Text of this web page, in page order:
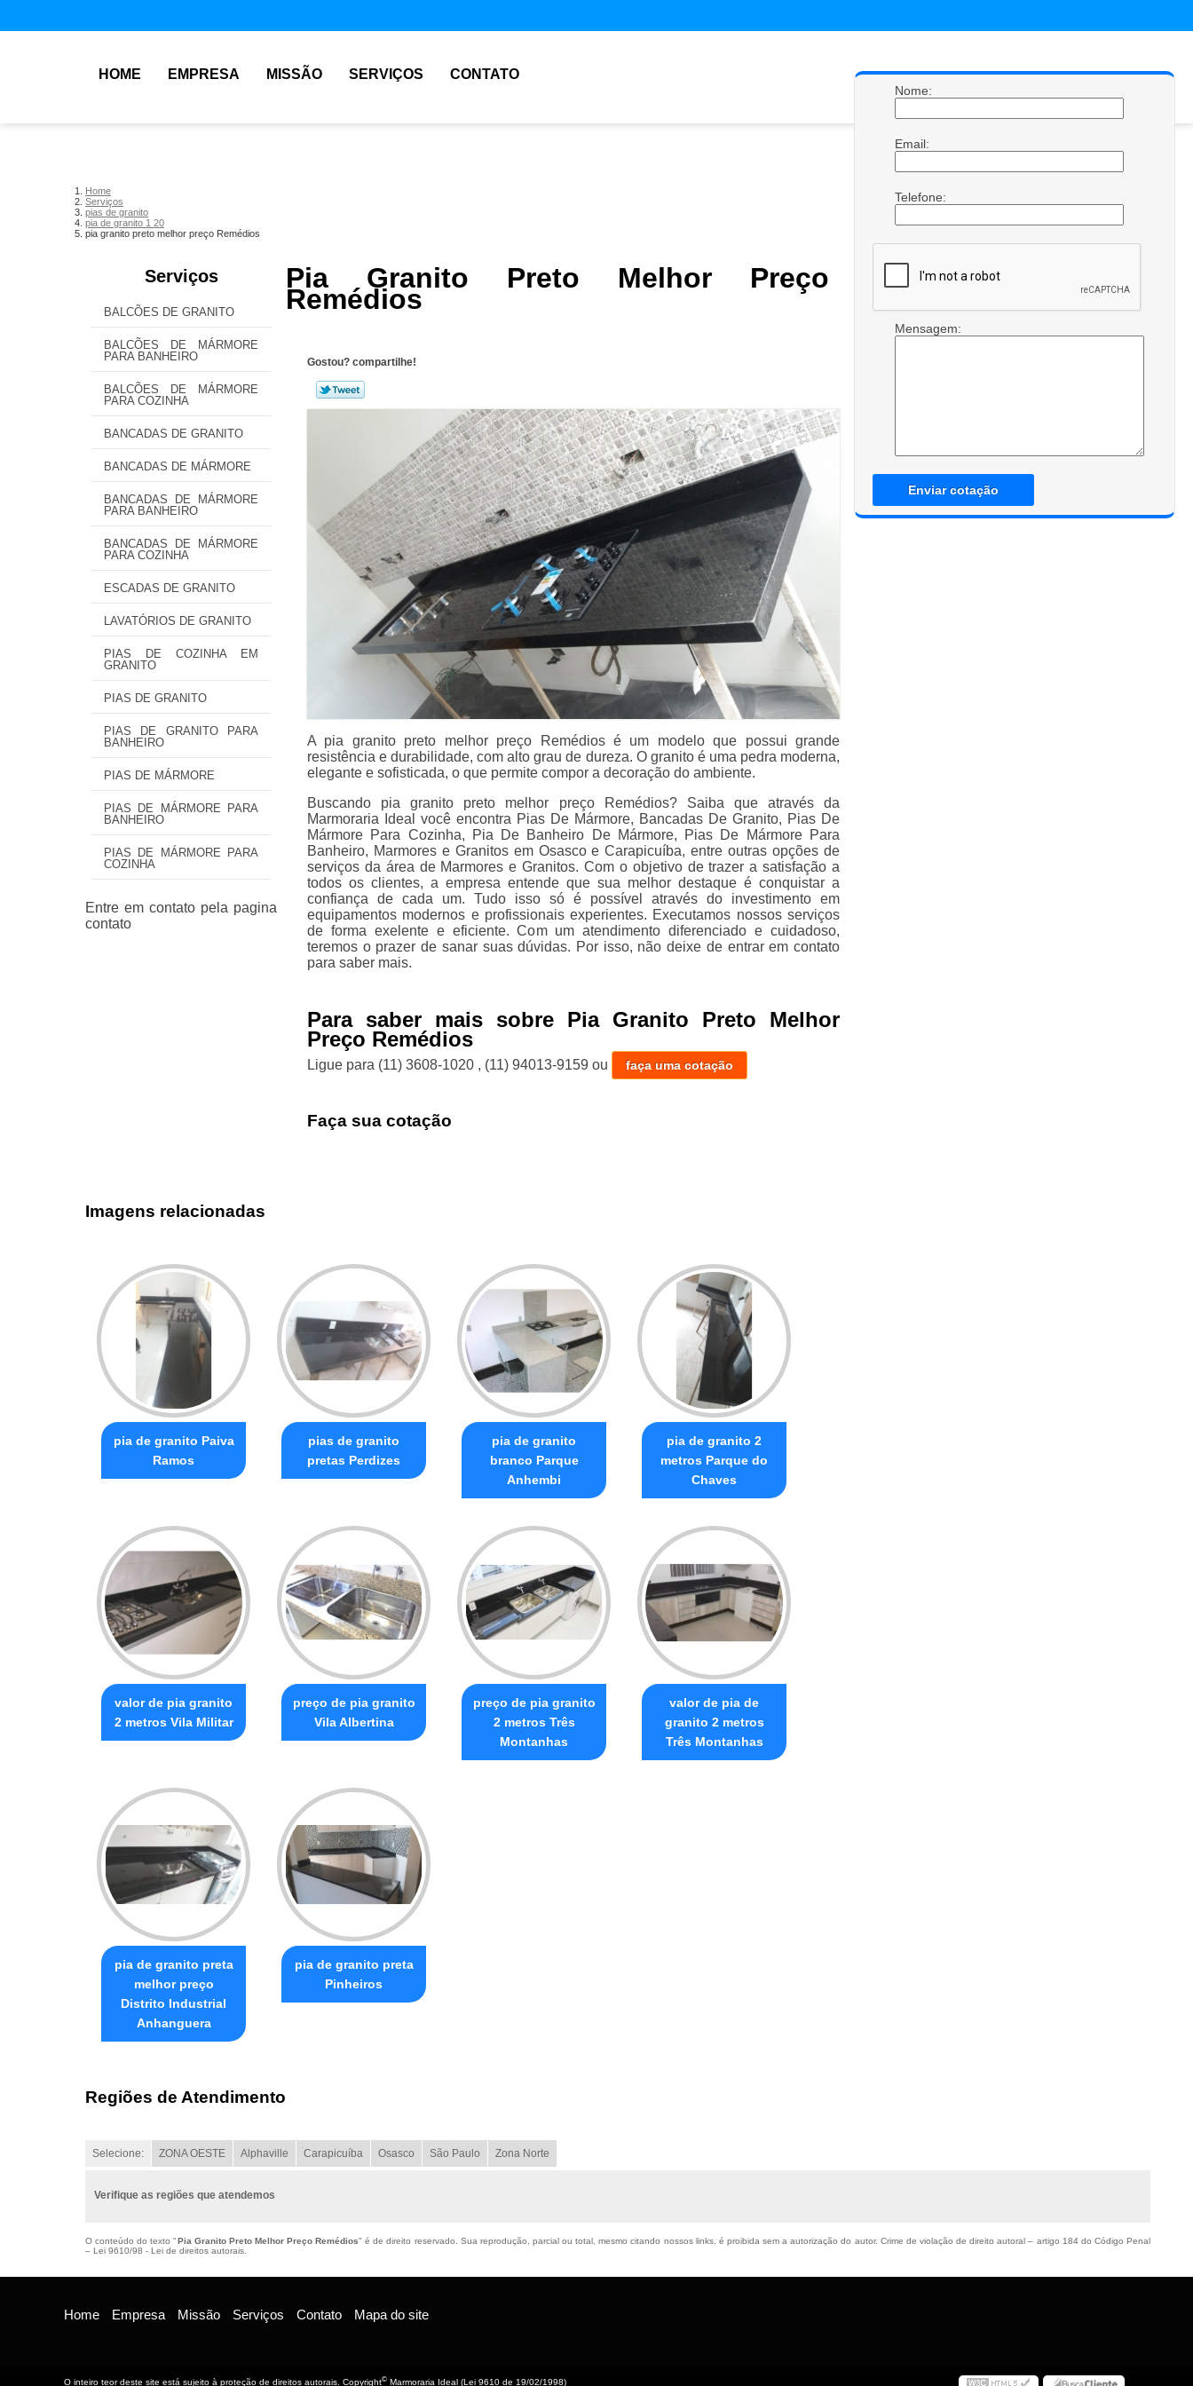
HOME EMPRESA MISSÃO SERVIÇOS CONTATO
Home
Serviços
pias de granito
pia de granito 1 20
pia granito preto melhor preço Remédios
Serviços
BALCÕES DE GRANITO
BALCÕES DE MÁRMORE
PARA BANHEIRO
BALCÕES DE MÁRMORE
PARA COZINHA
BANCADAS DE GRANITO
BANCADAS DE MÁRMORE
BANCADAS DE MÁRMORE
PARA BANHEIRO
BANCADAS DE MÁRMORE
PARA COZINHA
ESCADAS DE GRANITO
LAVATÓRIOS DE GRANITO
PIAS DE COZINHA EM
GRANITO
PIAS DE GRANITO
PIAS DE GRANITO PARA
BANHEIRO
PIAS DE MÁRMORE
PIAS DE MÁRMORE PARA
BANHEIRO
PIAS DE MÁRMORE PARA
COZINHA
Pia Granito Preto Melhor Preço
Remédios
Gostou? compartilhe!
A pia granito preto melhor preço Remédios é um modelo que possui grande
resistência e durabilidade, com alto grau de dureza. O granito é uma pedra moderna,
elegante e sofisticada, o que permite compor a decoração do ambiente.
Buscando pia granito preto melhor preço Remédios? Saiba que através da
Marmoraria Ideal você encontra Pias De Mármore, Bancadas De Granito, Pias De
Mármore Para Cozinha, Pia De Banheiro De Mármore, Pias De Mármore Para
Banheiro, Marmores e Granitos em Osasco e Carapicuíba, entre outras opções de
serviços da área de Marmores e Granitos. Com o objetivo de trazer a satisfação a
todos os clientes, a empresa entende que sua melhor destaque é conquistar a
confiança de cada um. Tudo isso só é possível através do investimento em
equipamentos modernos e profissionais experientes. Executamos nossos serviços
de forma exelente e eficiente. Com um atendimento diferenciado e cuidadoso,
teremos o prazer de sanar suas dúvidas. Por isso, não deixe de entrar em contato
para saber mais.
Para saber mais sobre Pia Granito Preto Melhor
Preço Remédios
Ligue para (11) 3608-1020 , (11) 94013-9159 ou faça uma cotação
Faça sua cotação
Nome:
Email:
Telefone:
Mensagem:
Enviar cotação
Imagens relacionadas
pia de granito Paiva
Ramos
pias de granito
pretas Perdizes
pia de granito
branco Parque
Anhembi
pia de granito 2
metros Parque do
Chaves
valor de pia granito
2 metros Vila Militar
preço de pia granito
Vila Albertina
preço de pia granito
2 metros Três
Montanhas
valor de pia de
granito 2 metros
Três Montanhas
pia de granito preta
melhor preço
Distrito Industrial
Anhanguera
pia de granito preta
Pinheiros
Regiões de Atendimento
Selecione: ZONA OESTE Alphaville Carapicuíba Osasco São Paulo Zona Norte
Verifique as regiões que atendemos
O conteúdo do texto "Pia Granito Preto Melhor Preço Remédios" é de direito reservado. Sua reprodução, parcial ou total, mesmo citando nossos links, é proibida sem a autorização do autor. Crime de violação de direito autoral – artigo 184 do Código Penal
– Lei 9610/98 - Lei de direitos autorais
Home Empresa Missão Serviços Contato Mapa do site
O inteiro teor deste site está sujeito à proteção de direitos autorais. Copyright© Marmoraria Ideal (Lei 9610 de 19/02/1998)